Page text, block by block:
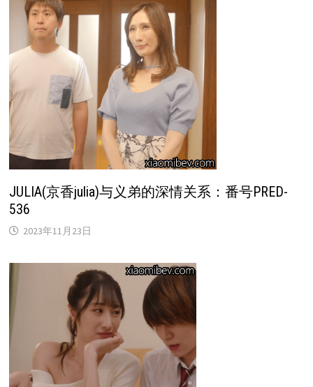
JULIA(京香julia)与义弟的深情关系：番号PRED-
536
2023年11月23日